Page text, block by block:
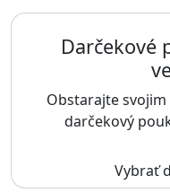
Darčekové
Obstarajte
darčekový
Vybrať